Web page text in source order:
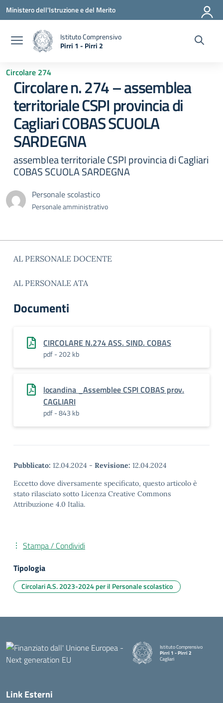
Vai ai contenuti
Vai al menu di navigazione
Vai al footer
Ministero dell'Istruzione e del Merito
Istituto Comprensivo
Pirri 1 - Pirri 2
Circolare 274
Circolare n. 274 – assemblea
territoriale CSPI provincia di
Cagliari COBAS SCUOLA
SARDEGNA
assemblea territoriale CSPI provincia di Cagliari
COBAS SCUOLA SARDEGNA
Personale scolastico
Personale amministrativo
AL PERSONALE DOCENTE
AL PERSONALE ATA
Documenti
CIRCOLARE N.274 ASS. SIND. COBAS
pdf - 202 kb
locandina _Assemblee CSPI COBAS prov.
CAGLIARI
pdf - 843 kb
Pubblicato: 12.04.2024 - Revisione: 12.04.2024
Eccetto dove diversamente specificato, questo articolo è
stato rilasciato sotto Licenza Creative Commons
Attribuzione 4.0 Italia.
Stampa / Condividi
Tipologia
Circolari A.S. 2023-2024 per il Personale scolastico
Istituto Comprensivo
Pirri 1 - Pirri 2
Cagliari
— Visita la pagina iniziale
Link Esterni